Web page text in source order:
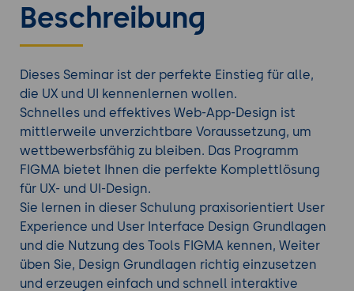
Beschreibung
Dieses Seminar ist der perfekte Einstieg für alle,
die UX und UI kennenlernen wollen.
Schnelles und effektives Web-App-Design ist
mittlerweile unverzichtbare Voraussetzung, um
wettbewerbsfähig zu bleiben. Das Programm
FIGMA bietet Ihnen die perfekte Komplettlösung
für UX- und UI-Design.
Sie lernen in dieser Schulung praxisorientiert User
Experience und User Interface Design Grundlagen
und die Nutzung des Tools FIGMA kennen, Weiter
üben Sie, Design Grundlagen richtig einzusetzen
und erzeugen einfach und schnell interaktive